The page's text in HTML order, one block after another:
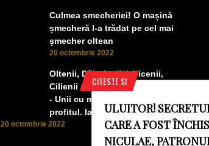
CITESTE SI
ULUITOR!
CARE A FOST
NICULAE,
Culmea smecheriei! O mașină
șmecheră l-a trădat pe cel mai
șmecher oltean
20 octombrie 2022
Oltenii, Dăbulenii, Izbicenii,
Cilienii s-au înfrățit cu Puchenii
- Unii cu munca, alții cu
profitul. Iată ce a ieșit!
20 octombrie 2022